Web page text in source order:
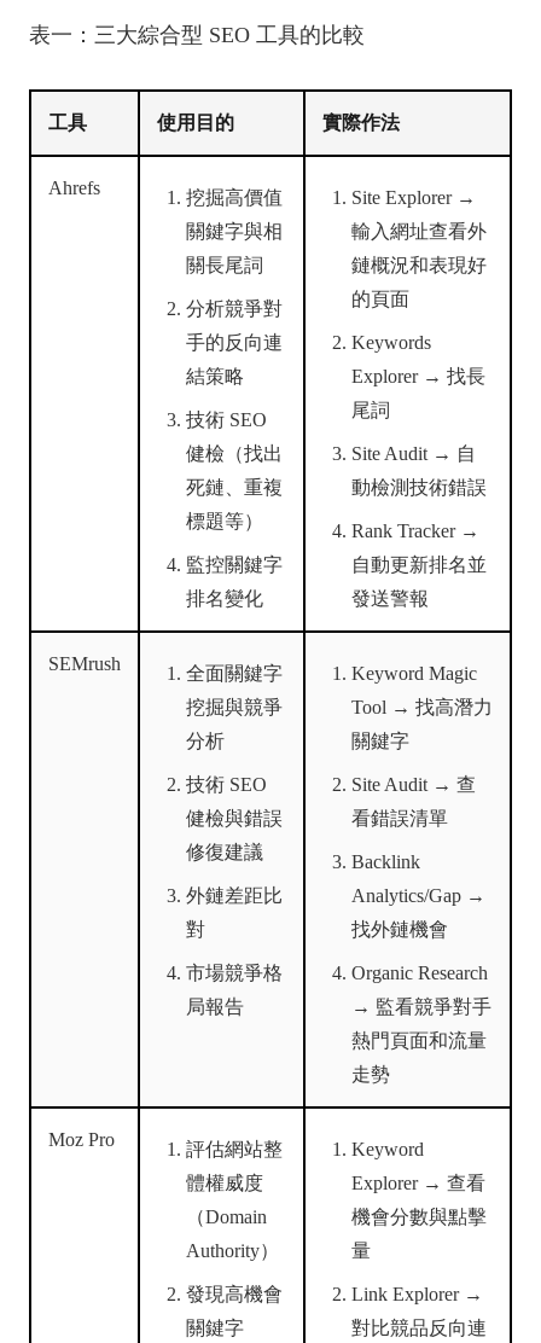
表一：三大綜合型 SEO 工具的比較
工具 使用目的 實際作法
Ahrefs
挖掘高價值
關鍵字與相
關長尾詞
分析競爭對
手的反向連
結策略
技術 SEO
健檢（找出
死鏈、重複
標題等）
監控關鍵字
排名變化
Site Explorer →
輸入網址查看外
鏈概況和表現好
的頁面
Keywords
Explorer → 找長
尾詞
Site Audit → 自
動檢測技術錯誤
Rank Tracker →
自動更新排名並
發送警報
SEMrush
全面關鍵字
挖掘與競爭
分析
技術 SEO
健檢與錯誤
修復建議
外鏈差距比
對
市場競爭格
局報告
Keyword Magic
Tool → 找高潛力
關鍵字
Site Audit → 查
看錯誤清單
Backlink
Analytics/Gap →
找外鏈機會
Organic Research
→ 監看競爭對手
熱門頁面和流量
走勢
Moz Pro
評估網站整
體權威度
（Domain
Authority）
發現高機會
關鍵字
Keyword
Explorer → 查看
機會分數與點擊
量
Link Explorer →
對比競品反向連